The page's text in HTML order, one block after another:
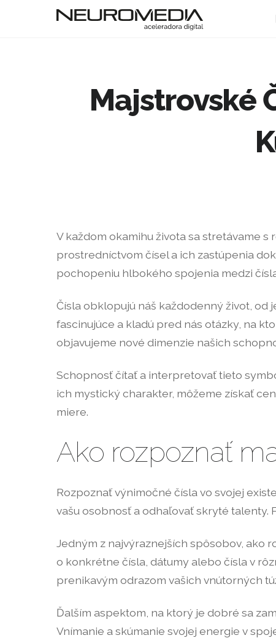
Majstrovské
V každom okamihu života sa stretávame
prostredníctvom čísel a ich zastúpenia
pochopeniu hlbokého spojenia medzi
Čísla obklopujú náš každodenný život, od
fascinujúce a kladú pred nás otázky, na
objavujeme nové dimenzie našich
Schopnosť čítať a interpretovať tieto
ich mystický charakter, môžeme získať
miere.
Ako rozpoznať
Rozpoznať výnimočné čísla vo svojej
vašu osobnosť a odhaľovať skryté talenty.
Jedným z najvýraznejších spôsobov, ako
o konkrétne čísla, dátumy alebo čísla v
prenikavým odrazom vašich vnútorných
Ďalším aspektom, na ktorý je dobré sa
Vnímanie a skúmanie svojej energie v